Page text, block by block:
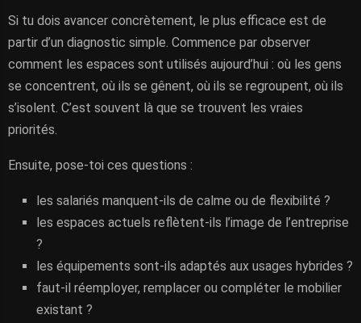
Si tu dois avancer concrètement, le plus efficace est de
partir d’un diagnostic simple. Commence par observer
comment les espaces sont utilisés aujourd’hui : où les gens
se concentrent, où ils se gênent, où ils se regroupent, où ils
s’isolent. C’est souvent là que se trouvent les vraies
priorités.
Ensuite, pose-toi ces questions :
les salariés manquent-ils de calme ou de flexibilité ?
les espaces actuels reflètent-ils l’image de l’entreprise
?
les équipements sont-ils adaptés aux usages hybrides ?
faut-il réemployer, remplacer ou compléter le mobilier
existant ?